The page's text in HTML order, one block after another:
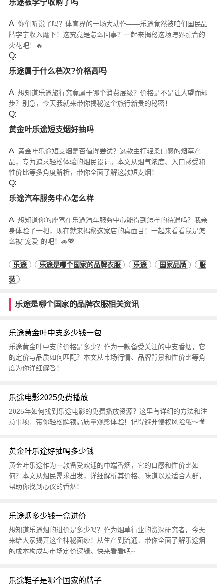
乐途被李宁收购了吗
A: 你们听说了吗？体育界的一场大动作——乐途竟然被咱们国民品
牌李宁收入麾下！这究竟是怎么回事？一起来揭秘这场跨界融合的
火花吧！🔥
Q:
乐途属于什么档次?价格高吗
A: 想知道乐途旅行究竟属于哪个消费层级？价格是不是让人望而却
步？别急，今天我就来带你揭秘这个旅行新贵的秘密！
Q:
黄金叶乐途短支烟好抽吗
A: 黄金叶乐途短支烟是否值得尝试？这款主打轻柔口感的烟草产
品，专为追求轻松体验的烟民设计。本文从烟气浓度、入口感受和
性价比等多角度解析，带你全面了解这款短支烟！
Q:
乐途汽车服务中心怎么样
A: 想知道你的座驾在乐途汽车服务中心能得到怎样的待遇吗？我亲
身体验了一把，现在就来揭秘这家店的真面目！一起来看看我是怎
么被“宠爱”的吧！🚗💖
乐途 乐途是哪个国家的品牌衣服 乐途 国家品牌
服
装
乐途是哪个国家的品牌衣服相关资讯
乐途黄金叶中支多少钱一包
乐途黄金叶中支的价格是多少？作为一款备受关注的中支香烟，它
的定价与品质如何匹配？本文从市场行情、品牌背景和性价比等角
度为你详细解答！
乐途电影2025免费播放
2025年如何找到乐途电影的免费播放资源？这里有详细的方法和注
意事项，带你轻松解锁高质量观影体验！记得避开侵权风险哦～🎥
黄金叶乐途好抽吗多少钱
黄金叶乐途作为一款备受欢迎的中端香烟，它的口感和性价比如
何？本文从烟民需求出发，详细解析其价格、味道以及适合人群，
帮助你找到心仪的香烟！
乐途烟多少钱一盒进价
想知道乐途烟的进价是多少吗？作为烟草行业的资深研究者，今天
来给大家揭开这个神秘面纱！从生产到流通，带你全面了解乐途烟
的成本构成与市场定价逻辑。快来看看吧~
乐途鞋子是哪个国家的牌子